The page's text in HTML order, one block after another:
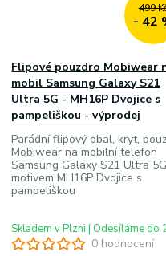
499
- 42
0 hodnocení
Flipové pouzdro Mobiwear
mobil Samsung Galaxy S21
Ultra 5G - MH16P Dvojice s
pampeliškou - výprodej
Parádní flipový obal, kryt,
Mobiwear na mobilní telefon
Samsung Galaxy S21 Ultra
motivem MH16P Dvojice s
pampeliškou
Skladem v Plzni | Odesíláme do